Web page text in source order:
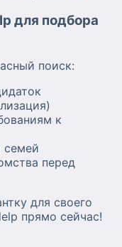
для подбора
поиск:
к
семей
перед
для своего
прямо сейчас!